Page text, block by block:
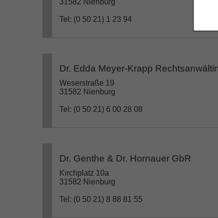
31582 Nienburg
Tel: (0 50 21) 1 23 94
Dr. Edda Meyer-Krapp
Weserstraße 19
31582 Nienburg
Tel: (0 50 21) 6 00 28 08
Dr. Genthe & Dr. Hornauer GbR
Kirchplatz 10a
31582 Nienburg
Tel: (0 50 21) 8 88 81 55